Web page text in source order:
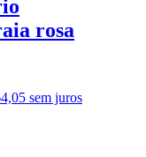
rosa
sem juros